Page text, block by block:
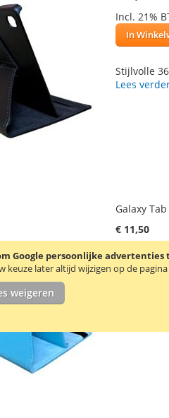
Google persoonlijke
keuze later altijd wijzigen op de
weigeren
Incl. 21%
In
Stijlvolle
Lees
Galaxy
€ 11,50
Incl. 21%
In